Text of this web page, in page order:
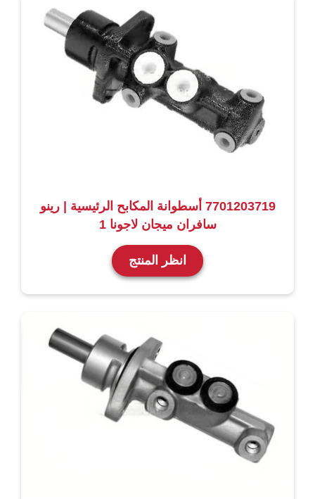
7701203719 أسطوانة المكابح الرئيسية | رينو
سافران ميجان لاجونا 1
انظر المنتج